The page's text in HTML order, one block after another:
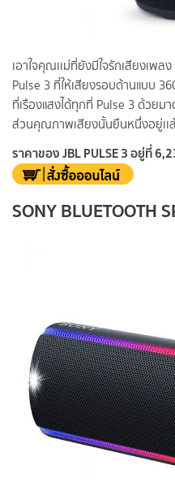
เอาใจคุณเเม่ที่ยังมีใจรักเสียงเพ
Pulse 3 ที่ให้เสียงรอบด้านแบบ
ที่เรืองแสงได้ทุกที่ Pulse 3 ด้วยม
ส่วนคุณภาพเสียงนั้นยืนหนึ่งอยู่เเ
ราคาของ JBL PULSE 3 อยู่ที่
SONY BLUETOOTH